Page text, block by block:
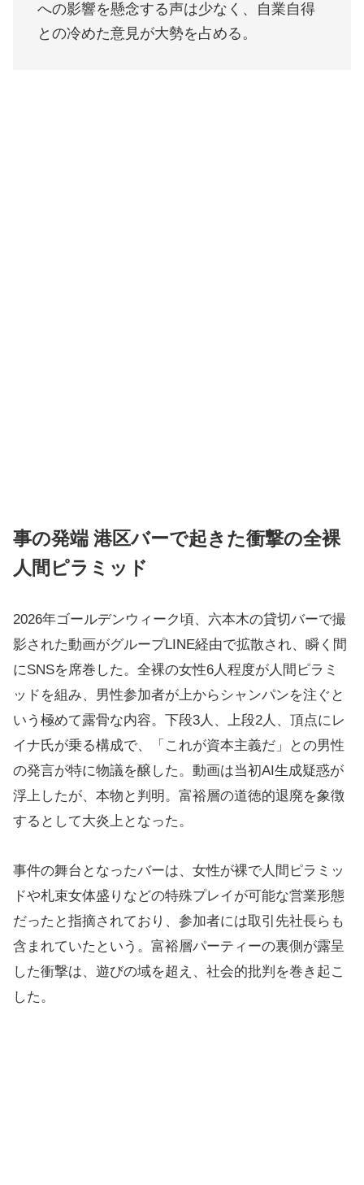
への影響を懸念する声は少なく、自業自得
との冷めた意見が大勢を占める。
事の発端 港区バーで起きた衝撃の全裸
人間ピラミッド
2026年ゴールデンウィーク頃、六本木の貸切バーで撮
影された動画がグループLINE経由で拡散され、瞬く間
にSNSを席巻した。全裸の女性6人程度が人間ピラミ
ッドを組み、男性参加者が上からシャンパンを注ぐと
いう極めて露骨な内容。下段3人、上段2人、頂点にレ
イナ氏が乗る構成で、「これが資本主義だ」との男性
の発言が特に物議を醸した。動画は当初AI生成疑惑が
浮上したが、本物と判明。富裕層の道徳的退廃を象徴
するとして大炎上となった。
事件の舞台となったバーは、女性が裸で人間ピラミッ
ドや札束女体盛りなどの特殊プレイが可能な営業形態
だったと指摘されており、参加者には取引先社長らも
含まれていたという。富裕層パーティーの裏側が露呈
した衝撃は、遊びの域を超え、社会的批判を巻き起こ
した。